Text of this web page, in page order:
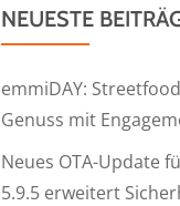
NEUESTE
emmiDAY:
Genuss mit
Neues OTA-Update
5.9.5 erweitert